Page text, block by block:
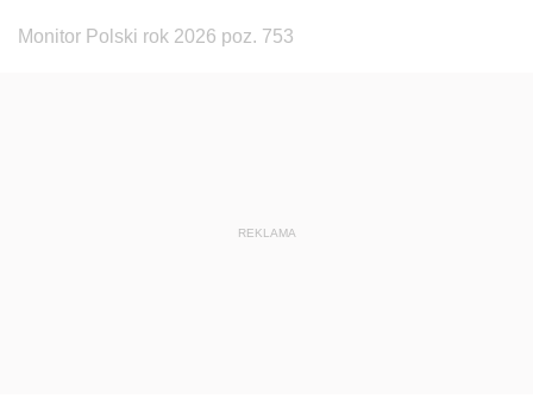
Monitor Polski rok 2026 poz. 753
REKLAMA